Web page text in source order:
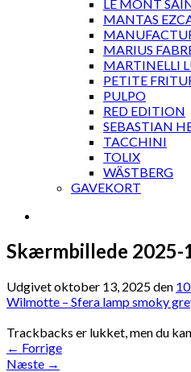
LE MONT
MANTAS
MARIUS
MARTINELLI
PETITE
PULPO
RED EDITION
SEBASTIAN
TACCHINI
TOLIX
WÄSTBERG
GAVEKORT
Skærmbillede 2025-
Udgivetoktober 13, 2025den
Wilmotte – Sfera lamp smoky
Trackbacks er lukket, men du kan
← Forrige
Næste →